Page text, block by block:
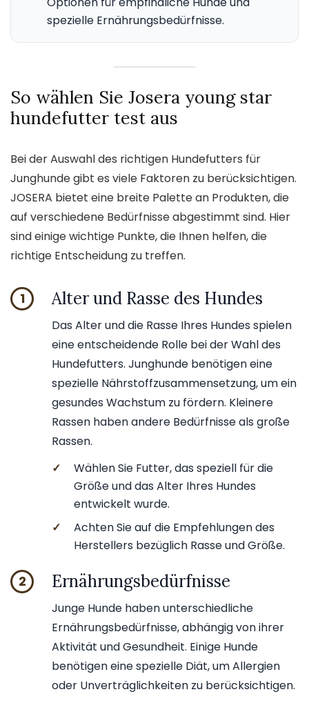
spezielle Ernährungsbedürfnisse.
So wählen Sie Josera young star
hundefutter test aus
Bei der Auswahl des richtigen Hundefutters für
Junghunde gibt es viele Faktoren zu berücksichtigen.
JOSERA bietet eine breite Palette an Produkten, die
auf verschiedene Bedürfnisse abgestimmt sind. Hier
sind einige wichtige Punkte, die Ihnen helfen, die
richtige Entscheidung zu treffen.
1 Alter und Rasse des Hundes
Das Alter und die Rasse Ihres Hundes spielen
eine entscheidende Rolle bei der Wahl des
Hundefutters. Junghunde benötigen eine
spezielle Nährstoffzusammensetzung, um ein
gesundes Wachstum zu fördern. Kleinere
Rassen haben andere Bedürfnisse als große
Rassen.
✓
Wählen Sie Futter, das speziell für die
Größe und das Alter Ihres Hundes
entwickelt wurde.
✓
Achten Sie auf die Empfehlungen des
Herstellers bezüglich Rasse und Größe.
2 Ernährungsbedürfnisse
Junge Hunde haben unterschiedliche
Ernährungsbedürfnisse, abhängig von ihrer
Aktivität und Gesundheit. Einige Hunde
benötigen eine spezielle Diät, um Allergien
oder Unverträglichkeiten zu berücksichtigen.